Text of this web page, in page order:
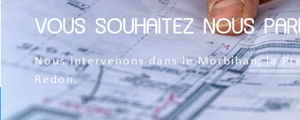
VOUS SOUHAITEZ NOUS
Nous intervenons dans le Morbihan, la
Redon.